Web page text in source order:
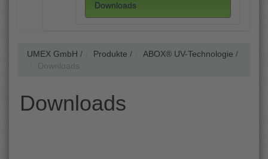
Downloads
UMEX GmbH / Produkte / ABOX® UV-Technologie /
Downloads
Downloads